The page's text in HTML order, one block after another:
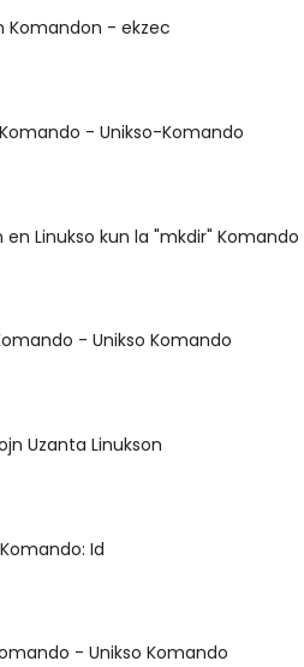
Komandon - ekzec
- Unikso-Komando
en Linukso kun la "mkdir" Komando
- Unikso Komando
Uzanta Linukson
Id
- Unikso Komando